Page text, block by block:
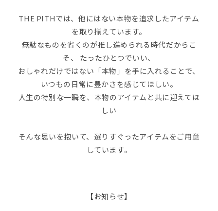
THE PITHでは、他にはない本物を追求したアイテム
を取り揃えています。
無駄なものを省くのが推し進められる時代だからこ
そ、 たったひとつでいい、
おしゃれだけではない「本物」を手に入れることで、
いつもの日常に豊かさを感じてほしい。
人生の特別な一瞬を、本物のアイテムと共に迎えてほ
しい――
そんな思いを抱いて、選りすぐったアイテムをご用意
しています。
【お知らせ】